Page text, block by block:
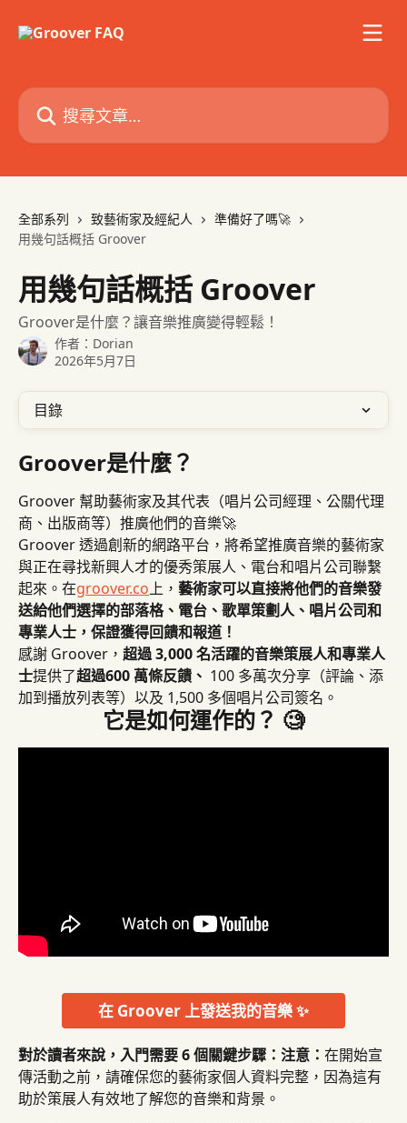
搜尋文章…
全部系列 致藝術家及經紀人
準備好了嗎🚀
用幾句話概括 Groover
用幾句話概括 Groover
Groover是什麼？讓音樂推廣變得輕鬆！
作者： Dorian
2026年5月7日
目錄
Groover是什麼？
Groover 幫助藝術家及其代表（唱片公司經理、公關代理
商、出版商等）推廣他們的音樂🚀
Groover 透過創新的網路平台，將希望推廣音樂的藝術家
與正在尋找新興人才的優秀策展人、電台和唱片公司聯繫
起來。在groover.co上， 藝術家可以直接將他們的音樂發
送給他們選擇的部落格、電台、歌單策劃人、唱片公司和
專業人士，保證獲得回饋和報道！
感謝 Groover， 超過 3,000 名活躍的音樂策展人和專業人
士提供了超過600 萬條反饋、 100 多萬次分享（評論、添
加到播放列表等）以及 1,500 多個唱片公司簽名。
它是如何運作的？ 🧐
在 Groover 上發送我的音樂 ✨
對於讀者來說，入門需要 6 個關鍵步驟： 注意： 在開始宣
傳活動之前，請確保您的藝術家個人資料完整，因為這有
助於策展人有效地了解您的音樂和背景。